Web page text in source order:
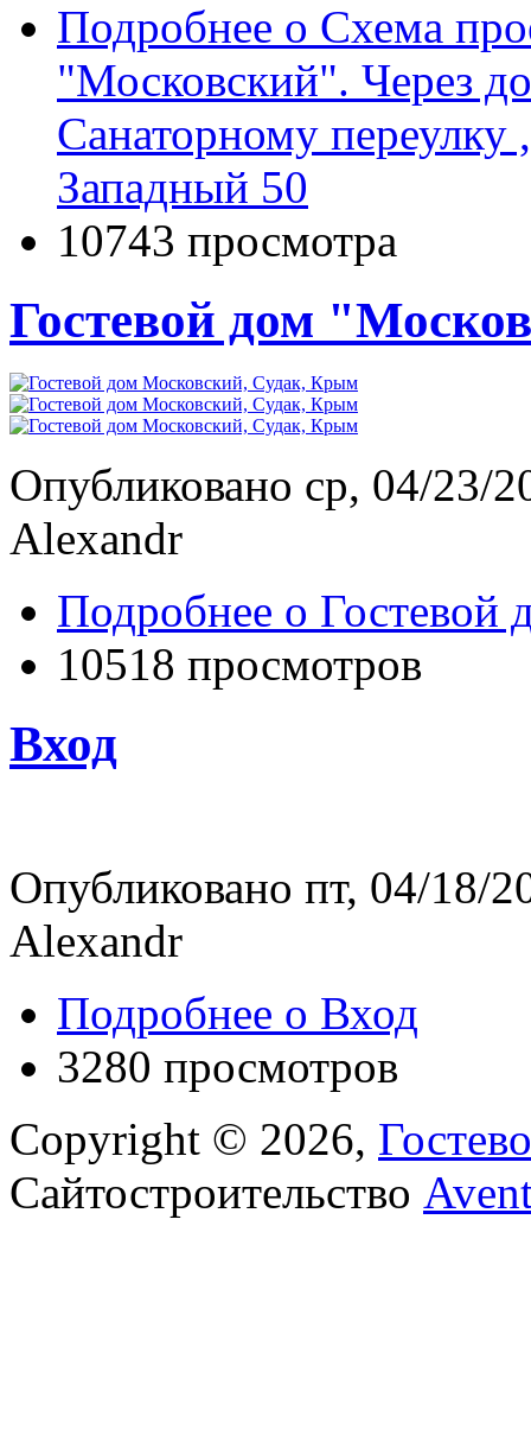
Подробнее о Схема
"Московский". Через
Санаторному
Западный 50
10743 просмотра
Гостевой дом
Опубликовано ср, 04/23/
Alexandr
Подробнее о Гостевой
10518 просмотров
Вход
Опубликовано пт, 04/18/
Alexandr
Подробнее о Вход
3280 просмотров
Copyright © 2026,
Сайтостроительство